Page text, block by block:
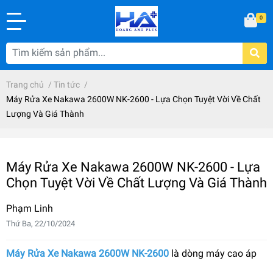
0
Trang chủ / Tin tức /
Máy Rửa Xe Nakawa 2600W NK-2600 - Lựa Chọn Tuyệt Vời Về Chất
Lượng Và Giá Thành
Máy Rửa Xe Nakawa 2600W NK-2600 - Lựa
Chọn Tuyệt Vời Về Chất Lượng Và Giá Thành
Phạm Linh
Thứ Ba, 22/10/2024
Máy Rửa Xe Nakawa 2600W NK-2600 là dòng máy cao áp